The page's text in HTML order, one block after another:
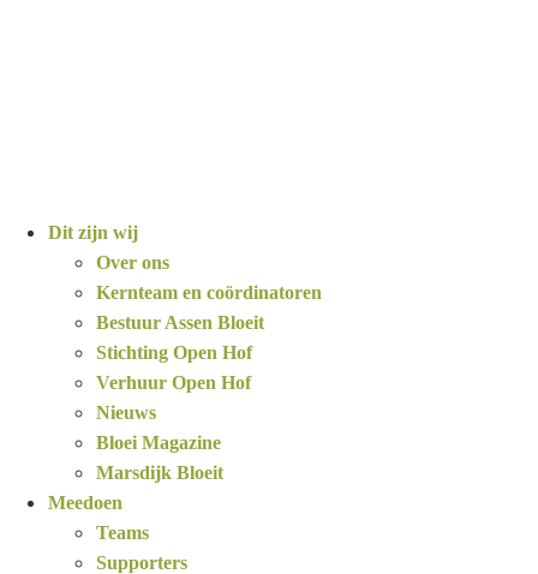
Dit zijn wij
Over ons
Kernteam en coördinatoren
Bestuur Assen Bloeit
Stichting Open Hof
Verhuur Open Hof
Nieuws
Bloei Magazine
Marsdijk Bloeit
Meedoen
Teams
Supporters